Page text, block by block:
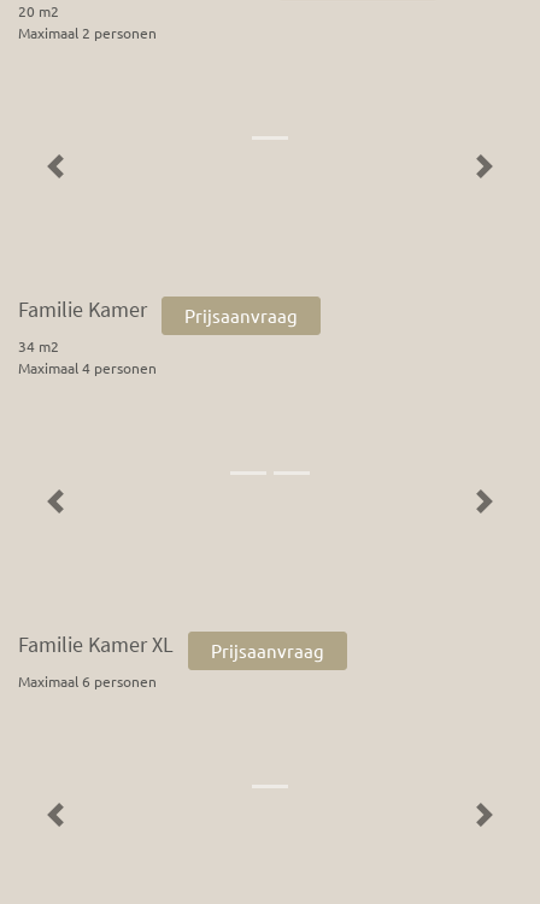
20 m2
Maximaal 2 personen
Previous Next
Familie Kamer Prijsaanvraag
34 m2
Maximaal 4 personen
Previous Next
Familie Kamer XL Prijsaanvraag
Maximaal 6 personen
Previous Next